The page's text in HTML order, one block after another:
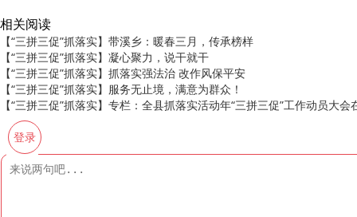
相关阅读
【“三拼三促”抓落实】带溪乡：暖春三月，传承榜样
【“三拼三促”抓落实】凝心聚力，说干就干
【“三拼三促”抓落实】抓落实强法治 改作风保平安
【“三拼三促”抓落实】服务无止境，满意为群众！
【“三拼三促”抓落实】专栏：全县抓落实活动年“三拼三促”工作动员大
登录